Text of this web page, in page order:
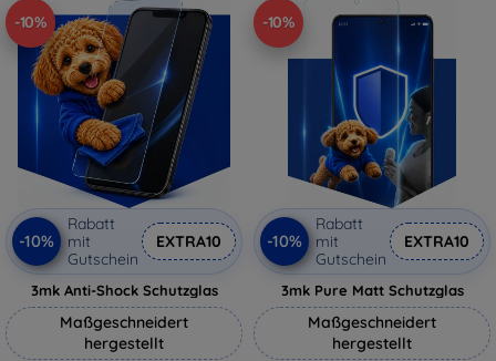
-10%
-10%
Rabatt
mit
Gutschein
EXTRA10
3mk Anti-Shock Schutzglas
Maßgeschneidert
hergestellt
-10%
-10%
Rabatt
mit
Gutschein
EXTRA10
3mk Pure Matt Schutzglas
Maßgeschneidert
hergestellt